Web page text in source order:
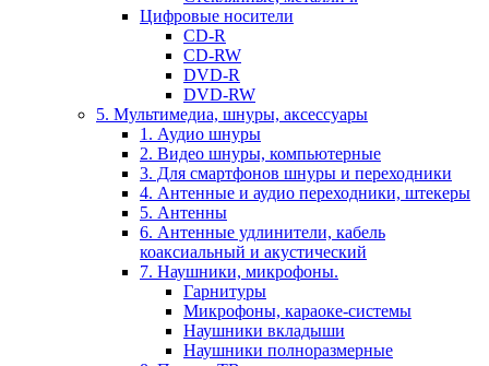
Цифровые носители
CD-R
CD-RW
DVD-R
DVD-RW
5. Мультимедиа, шнуры, аксессуары
1. Аудио шнуры
2. Видео шнуры, компьютерные
3. Для смартфонов шнуры и переходники
4. Антенные и аудио переходники, штекеры
5. Антенны
6. Антенные удлинители, кабель
коаксиальный и акустический
7. Наушники, микрофоны.
Гарнитуры
Микрофоны, караоке-системы
Наушники вкладыши
Наушники полноразмерные